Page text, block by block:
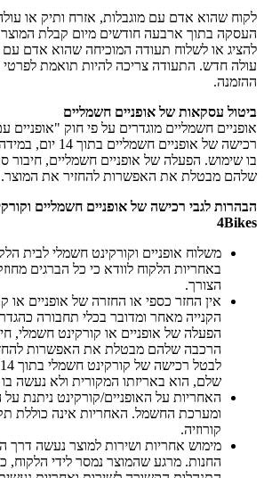
לקוח שהוא אדם עם מוגבלות, אזרח ותיק או
העסקה בתוך ארבעה חודשים מיום קבלת
להציג או לשלוח תעודה המוכיחה שהוא אדם עם
עולה חדש. התעודה צריכה להיות תואמת
ההזמנה.
ביטול עסקאות של אופניים חשמליים
אופניים חשמליים מוגדרים על פי חוק "אופניים
רכישה של אופניים
בו שימוש. הפעלה של אופניים חשמליים, חיבור
שלהם מבטלת את האפשרות להחזיר את המוצר.
הבהרות לגבי רכישה של אופניים חשמליים
4Bikes
משלוח אופניים וקורקינט חשמלי לבית
באחריות הלקוח לוודא כי כל הברגים
הצורך.
אין החזר כספי או החזרה של אופניים או
הקנייה מאחר ומדובר בכלי תחבורה
הפעלה של אופניים או קורקינט חשמלי,
הרכבה שלהם מבטלת את האפשרות
שלם, הוא באריזתו המקורית ולא נעשה
האחריות על האופניים/קורקינט ניתנת
ומערכת החשמל. האחריות אינה כוללת
קורוזיה.
מימוש אחריות ושירות למוצר נעשה דרך
החנות. מרגע שהמוצר נמסר לידי הלקוח,